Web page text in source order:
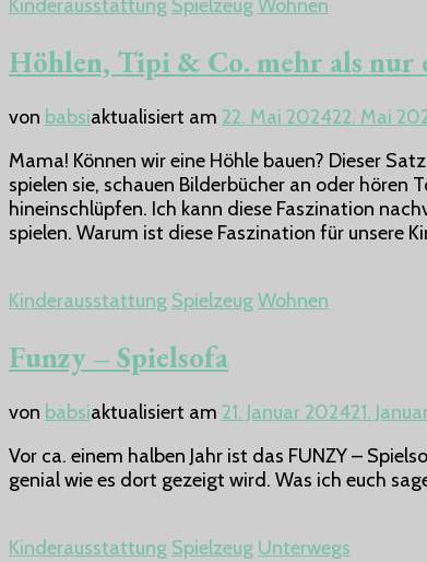
Kinderausstattung SpielzeugWohnen
Höhlen, Tipi & Co. mehr als
von babsiaktualisiert am 22. Mai 202422. Mai
Mama! Können wir eine Höhle bauen? Dieser
spielen sie, schauen Bilderbücher an oder
hineinschlüpfen. Ich kann diese Faszination
spielen. Warum ist diese Faszination für unsere
Kinderausstattung SpielzeugWohnen
Funzy – Spielsofa
von babsiaktualisiert am 21. Januar 202421.
Vor ca. einem halben Jahr ist das FUNZY –
genial wie es dort gezeigt wird. Was ich euch
Kinderausstattung Spielzeug Unterwegs